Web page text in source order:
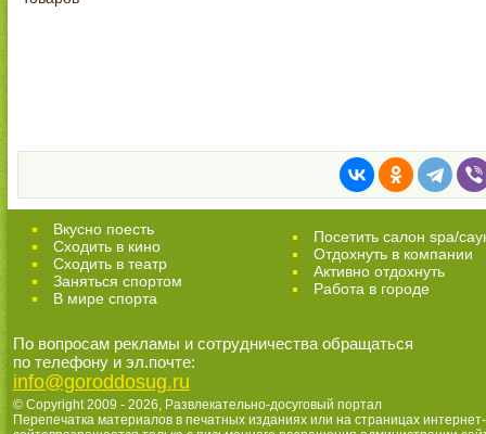
Вкусно поесть
Сходить в кино
Cходить в театр
Заняться спортом
В мире спорта
Посетить салон spa/
Отдохнуть в компании
Активно отдохнуть
Работа в городе
По вопросам рекламы и сотрудничества обращаться
по телефону и эл.почте:
info@goroddosug.ru
© Copyright 2009 - 2026, Развлекательно-досуговый портал
Перепечатка материалов в печатных изданиях или на страницах интернет-